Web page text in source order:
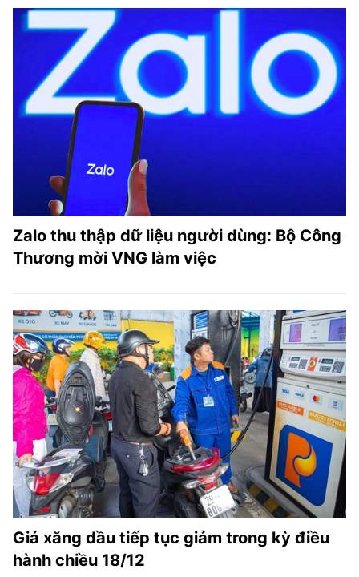
Zalo thu thập dữ liệu người dùng: Bộ Công
Thương mời VNG làm việc
Giá xăng dầu tiếp tục giảm trong kỳ điều
hành chiều 18/12